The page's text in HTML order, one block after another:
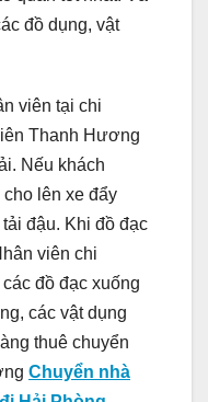
đồ dụng, vật
viên tại chi
Thanh Hương
Nếu khách
lên xe đẩy
đậu. Khi đồ đạc
viên chi
đồ đạc xuống
các vật dụng
thuê chuyển
Chuyển nhà